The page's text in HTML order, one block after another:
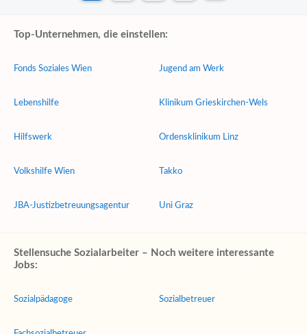
Top-Unternehmen, die einstellen:
Fonds Soziales Wien
Lebenshilfe
Hilfswerk
Volkshilfe Wien
JBA-Justizbetreuungsagentur
Jugend am Werk
Klinikum Grieskirchen-Wels
Ordensklinikum Linz
Takko
Uni Graz
Stellensuche Sozialarbeiter – Noch weitere interessante
Jobs:
Sozialpädagoge Sozialbetreuer